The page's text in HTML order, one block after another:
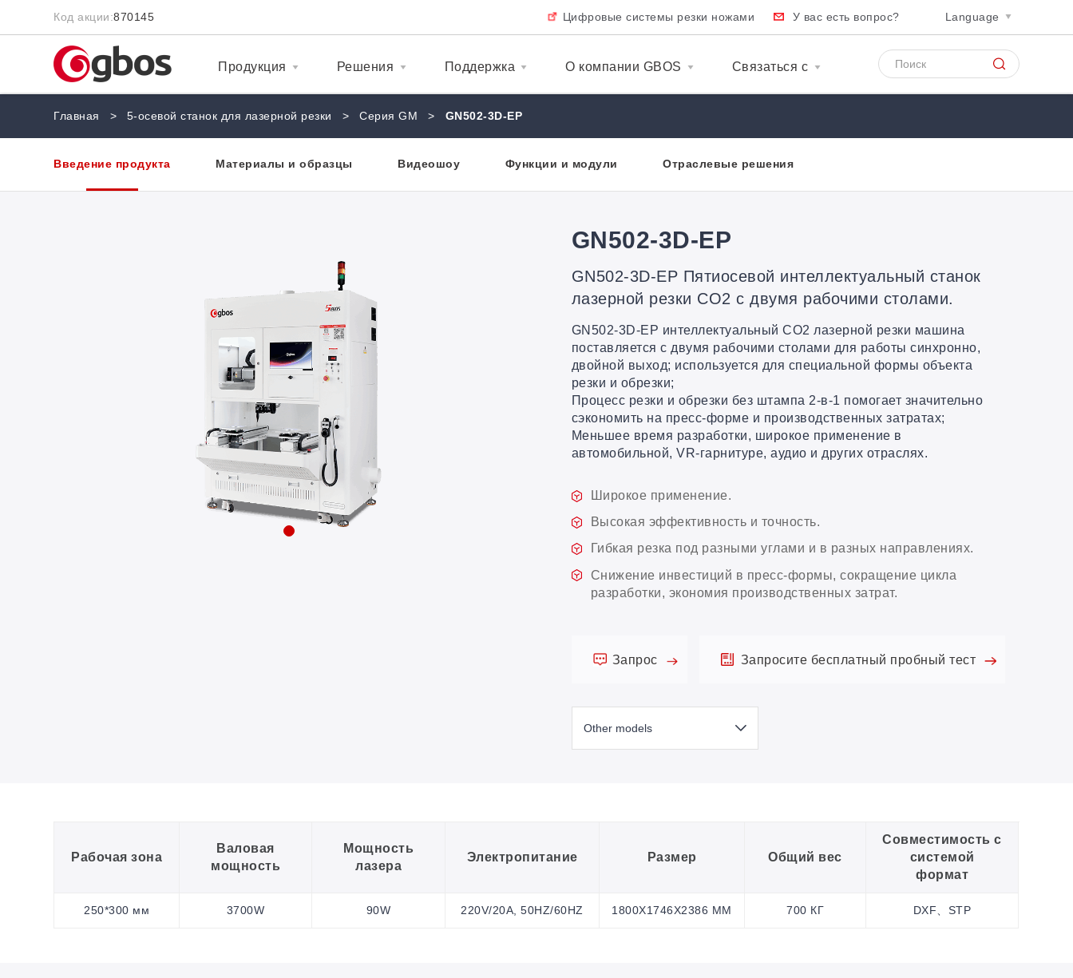
Код акции:870145 Цифровые системы резки ножами У вас есть вопрос? Language
Продукция Решения Поддержка О компании GBOS Связаться с
Главная > 5-осевой станок для лазерной резки > Серия GM > GN502-3D-EP
Введение продукта Материалы и образцы Видеошоу Функции и модули Отраслевые решения
GN502-3D-EP
GN502-3D-EP Пятиосевой интеллектуальный станок
лазерной резки CO2 с двумя рабочими столами.
GN502-3D-EP интеллектуальный CO2 лазерной резки машина
поставляется с двумя рабочими столами для работы синхронно,
двойной выход; используется для специальной формы объекта
резки и обрезки;
Процесс резки и обрезки без штампа 2-в-1 помогает значительно
сэкономить на пресс-форме и производственных затратах;
Меньшее время разработки, широкое применение в
автомобильной, VR-гарнитуре, аудио и других отраслях.
Широкое применение.
Высокая эффективность и точность.
Гибкая резка под разными углами и в разных направлениях.
Снижение инвестиций в пресс-формы, сокращение цикла
разработки, экономия производственных затрат.
Запрос Запросите бесплатный пробный тест
Рабочая зона
Валовая
мощность
Мощность
лазера
Электропитание Размер Общий вес
Совместимость с
системой
формат
250*300 мм 3700W 90W 220V/20A, 50HZ/60HZ 1800X1746X2386 ММ 700 КГ DXF、STP